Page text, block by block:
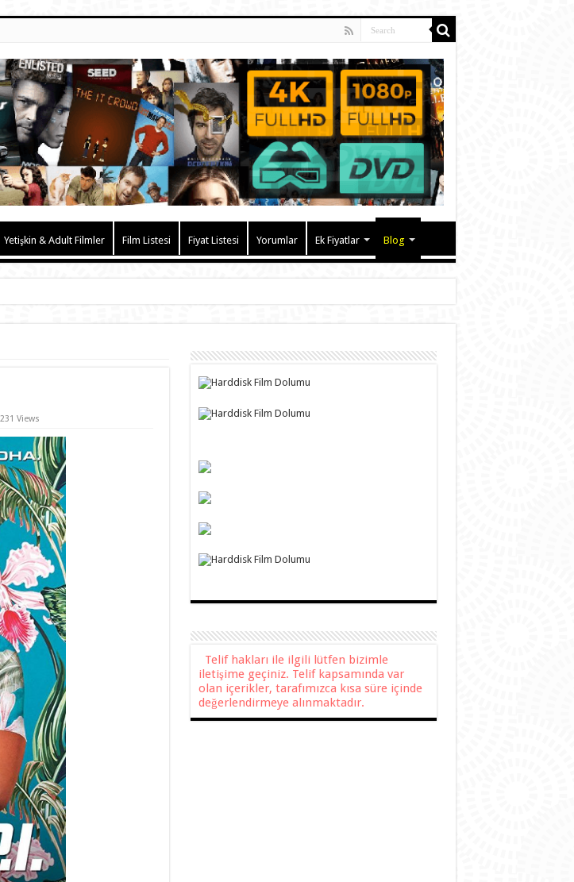
Yetişkin & Adult Filmler Film Listesi Fiyat Listesi Yorumlar Ek Fiyatlar Blog
231 Views
Telif hakları ile ilgili lütfen bizimle
iletişime geçiniz. Telif kapsamında var
olan içerikler, tarafımızca kısa süre içinde
değerlendirmeye alınmaktadır.